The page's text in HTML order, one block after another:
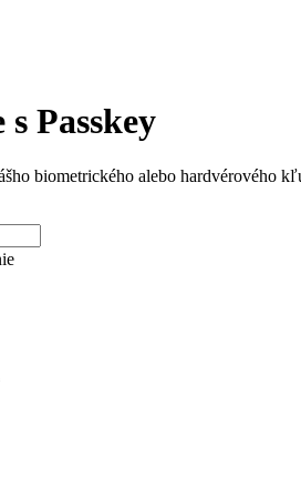
Passkey
biometrického alebo hardvérového